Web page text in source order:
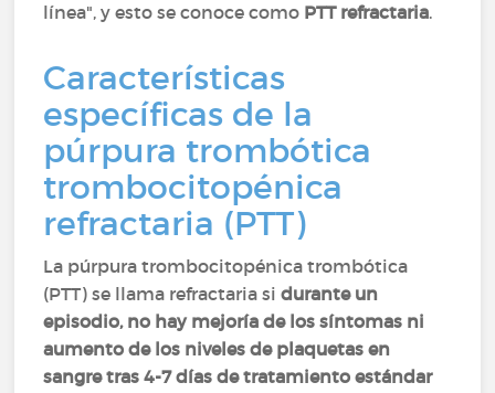
línea", y esto se conoce como PTT refractaria.
Características
específicas de la
púrpura trombótica
trombocitopénica
refractaria (PTT)
La púrpura trombocitopénica trombótica
(PTT) se llama refractaria sidurante un
episodio, no hay mejoría de los síntomas ni
aumento de los niveles de plaquetas en
sangre tras 4-7 días de tratamiento estándar